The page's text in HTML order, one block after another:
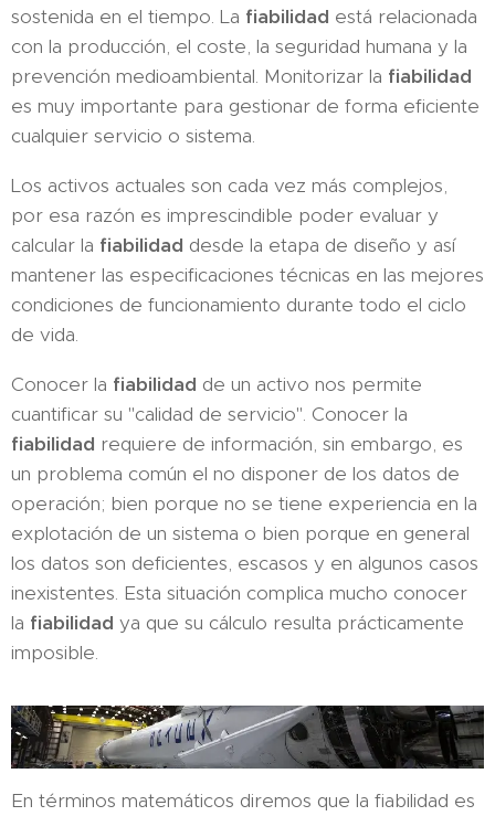
sostenida en el tiempo. La fiabilidad está relacionada
con la producción, el coste, la seguridad humana y la
prevención medioambiental. Monitorizar la fiabilidad
es muy importante para gestionar de forma eficiente
cualquier servicio o sistema.
Los activos actuales son cada vez más complejos,
por esa razón es imprescindible poder evaluar y
calcular la fiabilidad desde la etapa de diseño y así
mantener las especificaciones técnicas en las mejores
condiciones de funcionamiento durante todo el ciclo
de vida.
Conocer la fiabilidad de un activo nos permite
cuantificar su "calidad de servicio". Conocer la
fiabilidad requiere de información, sin embargo, es
un problema común el no disponer de los datos de
operación; bien porque no se tiene experiencia en la
explotación de un sistema o bien porque en general
los datos son deficientes, escasos y en algunos casos
inexistentes. Esta situación complica mucho conocer
la fiabilidad ya que su cálculo resulta prácticamente
imposible.
En términos matemáticos diremos que la fiabilidad es